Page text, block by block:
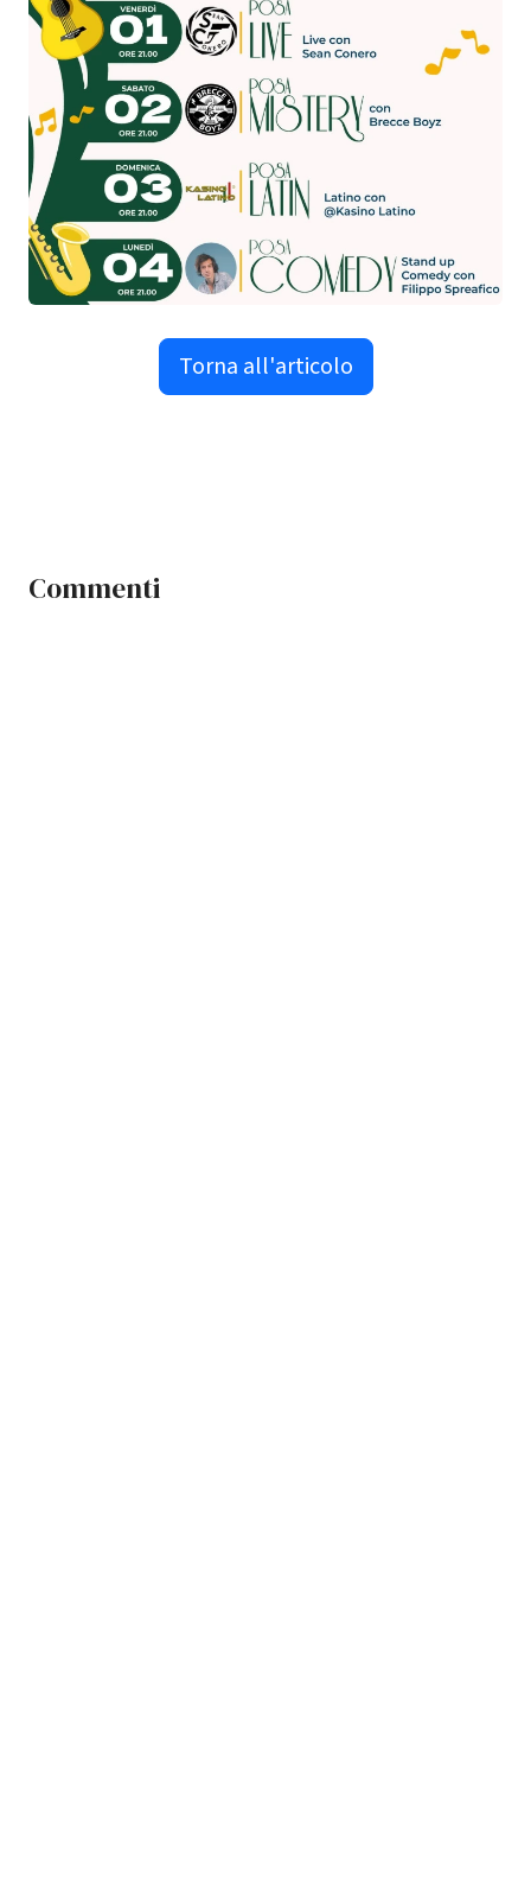
Torna all'articolo
Commenti